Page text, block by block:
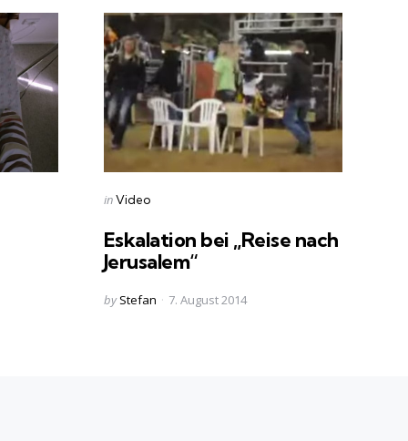
Categories
Posted
in Video
Eskalation bei „Reise nach
Jerusalem“
Posted
by Stefan 7. August 2014